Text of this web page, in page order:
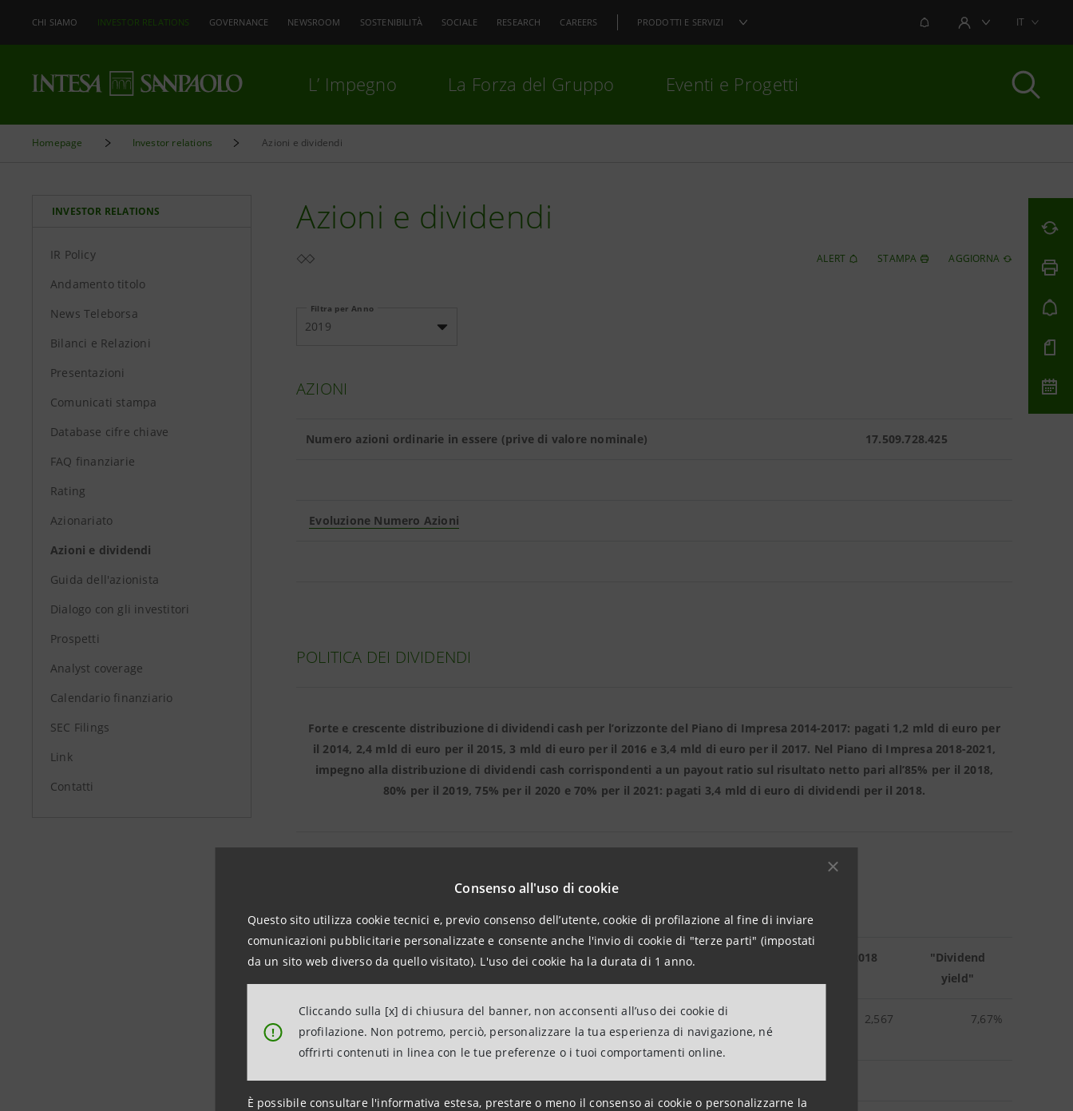
Consenso all'uso di cookie
Questo sito utilizza cookie tecnici e, previo consenso dell’utente, cookie di profilazione al fine di inviare
comunicazioni pubblicitarie personalizzate e consente anche l'invio di cookie di "terze parti" (impostati
da un sito web diverso da quello visitato). L'uso dei cookie ha la durata di 1 anno.
!
Cliccando sulla [x] di chiusura del banner, non acconsenti all’uso dei cookie di
profilazione. Non potremo, perciò, personalizzare la tua esperienza di navigazione, né
offrirti contenuti in linea con le tue preferenze o i tuoi comportamenti online.
È possibile consultare l'informativa estesa, prestare o meno il consenso ai cookie o personalizzarne la
CHI SIAMO INVESTOR RELATIONS GOVERNANCE NEWSROOM SOSTENIBILITÀ SOCIALE RESEARCH CAREERS PRODOTTI E SERVIZI NOTIFICHEAREA UTENTEIT
L’ Impegno La Forza del Gruppo Eventi e Progetti
Homepage Investor relations Azioni e dividendi
INVESTOR RELATIONS
IR Policy
Andamento titolo
News Teleborsa
Bilanci e Relazioni
Presentazioni
Comunicati stampa
Database cifre chiave
FAQ finanziarie
Rating
Azionariato
Azioni e dividendi
Guida dell'azionista
Dialogo con gli investitori
Prospetti
Analyst coverage
Calendario finanziario
SEC Filings
Link
Contatti
Azioni e dividendi
ALERT STAMPA AGGIORNA
Filtra per Anno
2019
AZIONI
Numero azioni ordinarie in essere (prive di valore nominale) 17.509.728.425
Evoluzione Numero Azioni
POLITICA DEI DIVIDENDI
Forte e crescente distribuzione di dividendi cash per l’orizzonte del Piano di Impresa 2014-2017: pagati 1,2 mld di euro per
il 2014, 2,4 mld di euro per il 2015, 3 mld di euro per il 2016 e 3,4 mld di euro per il 2017. Nel Piano di Impresa 2018-2021,
impegno alla distribuzione di dividendi cash corrispondenti a un payout ratio sul risultato netto pari all’85% per il 2018,
80% per il 2019, 75% per il 2020 e 70% per il 2021: pagati 3,4 mld di euro di dividendi per il 2018.
Dividendi pagati il 22 maggio 2019
Prezzo medio del titolo nel 2018
"Dividend
yield"
Per azione
ordinaria
0,197 2,567 7,67%